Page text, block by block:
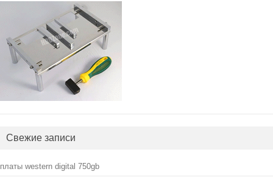
Свежие записи
платы western digital 750gb